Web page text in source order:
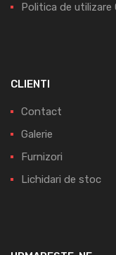
Politica de utilizare
CLIENTI
Contact
Galerie
Furnizori
Lichidari de stoc